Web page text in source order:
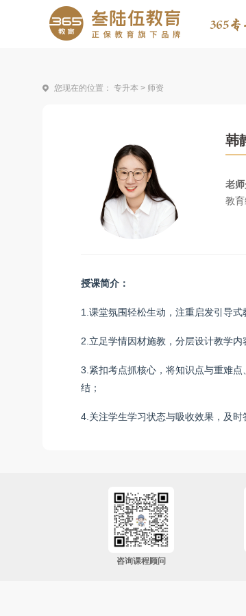
您现在的位置： 专升本 > 师资
韩
老师
教育
授课简介：
1.课堂氛围轻松生动，注重启发引导
2.立足学情因材施教，分层设计教学
3.紧扣考点抓核心，将知识点与重难
结；
4.关注学生学习状态与吸收效果，及时
咨询课程顾问